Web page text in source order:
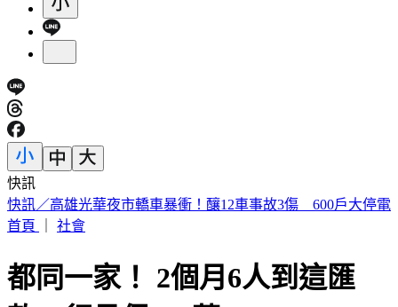
快訊
預告基本工資要漲了！賴清德喊話企業：有獲利替「員工加
薪」
都同一家！ 2個月6人到這匯